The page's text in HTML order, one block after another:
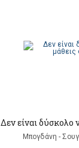
Δεν είναι δύσκολο
Μπογδάνη -